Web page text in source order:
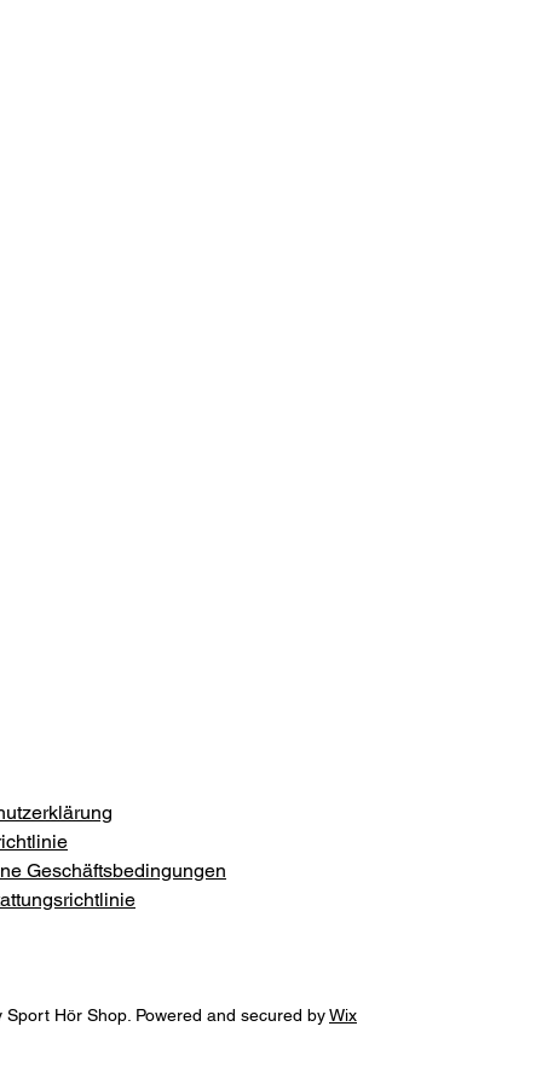
Geschäftsbedingungen
Sport Hör Shop. Powered and secured byWix